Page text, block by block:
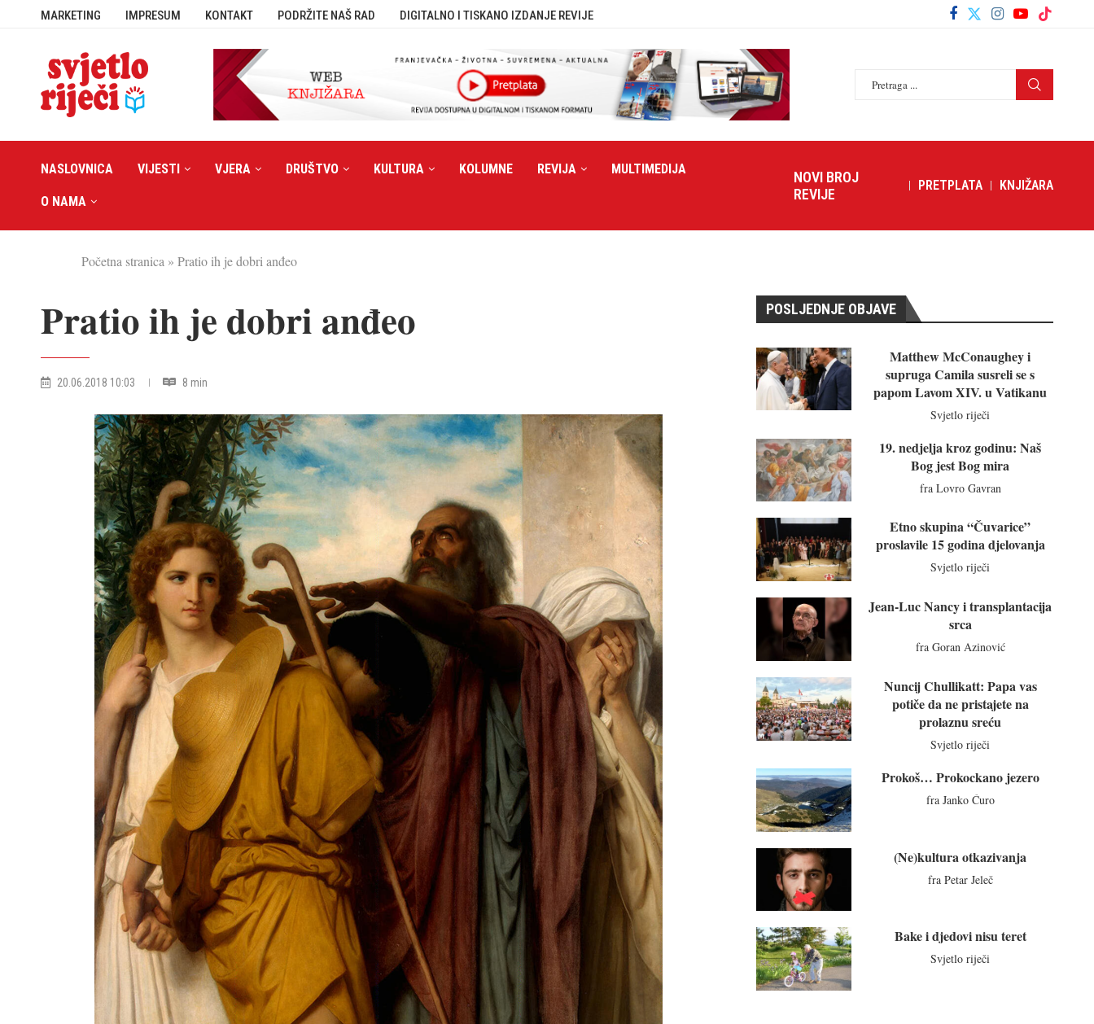
MARKETING IMPRESUM KONTAKT PODRŽITE NAŠ RAD DIGITALNO I TISKANO IZDANJE REVIJE
NASLOVNICA VIJESTI VJERA DRUŠTVO KULTURA KOLUMNE REVIJA MULTIMEDIJA
O NAMA
NOVI BROJ
REVIJE
PRETPLATA KNJIŽARA
Početna stranica » Pratio ih je dobri anđeo
Pratio ih je dobri anđeo
20.06.2018 10:03 8 min
POSLJEDNJE OBJAVE
Matthew McConaughey i
supruga Camila susreli se s
papom Lavom XIV. u Vatikanu
Svjetlo riječi
19. nedjelja kroz godinu: Naš
Bog jest Bog mira
fra Lovro Gavran
Etno skupina “Čuvarice”
proslavile 15 godina djelovanja
Svjetlo riječi
Jean-Luc Nancy i transplantacija
srca
fra Goran Azinović
Nuncij Chullikatt: Papa vas
potiče da ne pristajete na
prolaznu sreću
Svjetlo riječi
Prokoš… Prokockano jezero
fra Janko Ćuro
(Ne)kultura otkazivanja
fra Petar Jeleč
Bake i djedovi nisu teret
Svjetlo riječi